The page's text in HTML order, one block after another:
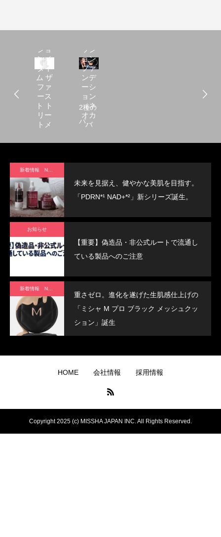
ボリ
ショ
ン／
タイ
ム ザ
ファ
ース
ト ト
リー
トメ
エッ
ス 5th
ッシ
ョン
ファ
ンデ
ーシ
ョン
（ネ
オカ
バ
2種の
パー
ライ
美し
せる
「ネ
新着情報 News
未来を見据え、健やかな美肌を目指す。
「PDRN*¹ NAD+*²」新シリーズ誕生。
お知らせ
【重要】偽造品・非公式ルートで流通し
ている製品へのご注意
新着情報 News
重さゼロ。進化を遂げた生肌感仕上げの
「ミシャ M プロ ブラック メッシュクッ
ション」誕生
HOME 会社情報 採用情報
Copyright 2025 (c) MISSHA JAPAN INC. All Rights Reserved.